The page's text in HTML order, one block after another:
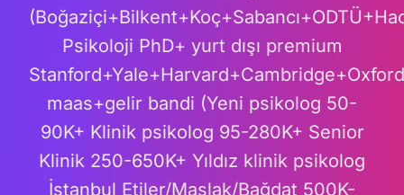
Psikoloji PhD+ yurt dışı premium
maas+gelir bandi (Yeni psikolog 50-
90K+ Klinik psikolog 95-280K+ Senior
Klinik 250-650K+ Yıldız klinik psikolog
İstanbul Etiler/Maslak/Bağdat 500K-